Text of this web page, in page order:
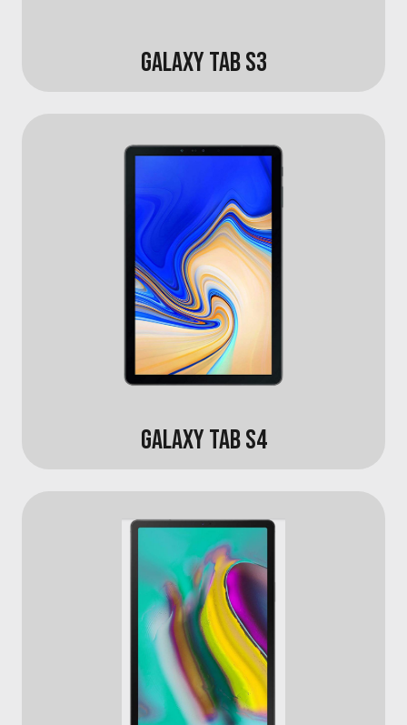
GALAXY TAB S3
GALAXY TAB S4